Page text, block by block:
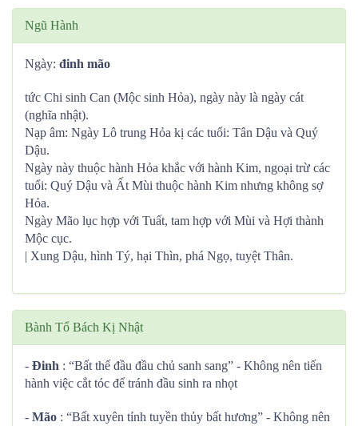
Ngũ Hành
Ngày: đinh mão
tức Chi sinh Can (Mộc sinh Hỏa), ngày này là ngày cát
(nghĩa nhật).
Nạp âm: Ngày Lô trung Hỏa kị các tuổi: Tân Dậu và Quý
Dậu.
Ngày này thuộc hành Hỏa khắc với hành Kim, ngoại trừ các
tuổi: Quý Dậu và Ất Mùi thuộc hành Kim nhưng không sợ
Hỏa.
Ngày Mão lục hợp với Tuất, tam hợp với Mùi và Hợi thành
Mộc cục.
| Xung Dậu, hình Tý, hại Thìn, phá Ngọ, tuyệt Thân.
Bành Tổ Bách Kị Nhật
- Đinh : “Bất thế đầu đầu chủ sanh sang” - Không nên tiến
hành việc cắt tóc để tránh đầu sinh ra nhọt
- Mão : “Bất xuyên tỉnh tuyền thủy bất hương” - Không nên